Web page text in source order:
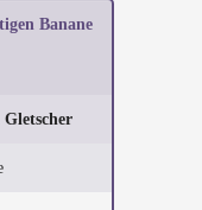
Banane